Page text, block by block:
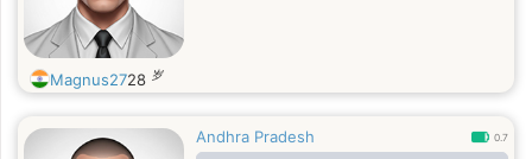
Magnus2728 岁
Andhra Pradesh 0.7